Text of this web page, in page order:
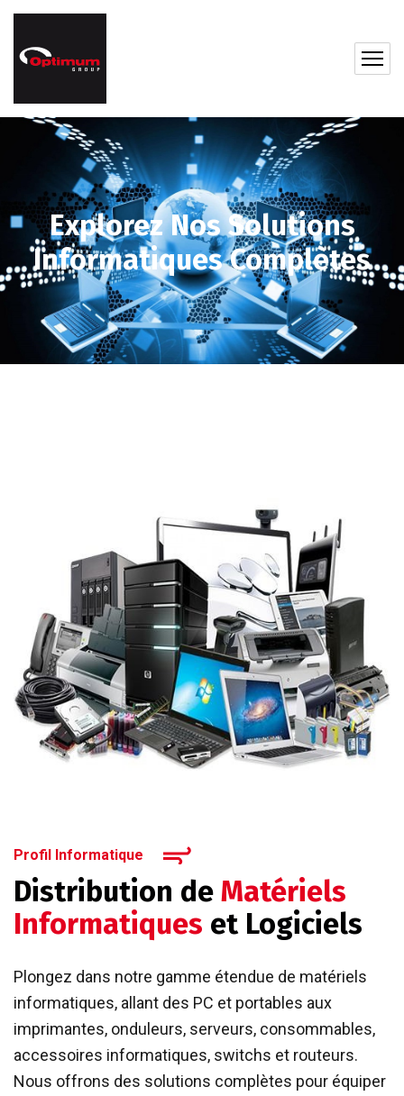
Explorez Nos Solutions
Informatiques Complètes
Profil Informatique
Distribution de Matériels
Informatiques et Logiciels
Plongez dans notre gamme étendue de matériels
informatiques, allant des PC et portables aux
imprimantes, onduleurs, serveurs, consommables,
accessoires informatiques, switchs et routeurs.
Nous offrons des solutions complètes pour équiper